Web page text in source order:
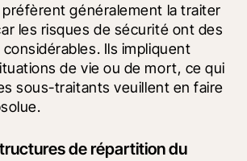
généralement la traiter
les risques de sécurité ont des
Ils impliquent
de vie ou de mort, ce qui
sous-traitants veuillent en faire
de répartition du